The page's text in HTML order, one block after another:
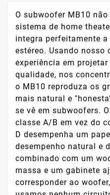
O subwoofer MB10
sistema de home
integra perfeitamente
estéreo. Usando nosso
experiência em
qualidade, nos
o MB10 reproduza os
mais natural e
se vê em subwoofers.
classe A/B em vez do
D desempenha um
desempenho natural e
combinado com um
massa e um gabinete
corresponder ao